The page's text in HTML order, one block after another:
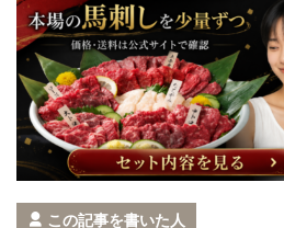
この記事を書いた人